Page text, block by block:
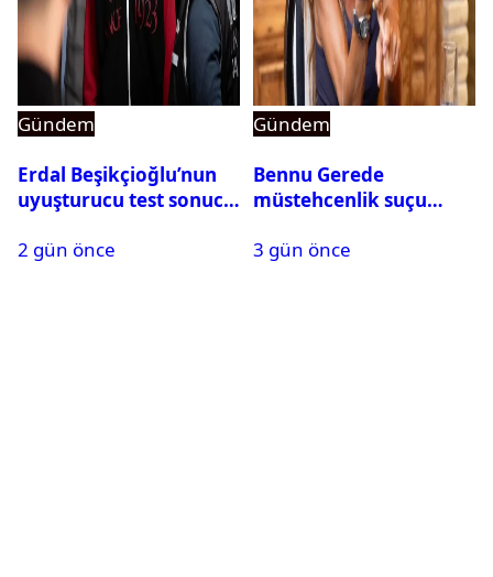
Gündem
Erdal Beşikçioğlu’nun
uyuşturucu test sonucu
2 gün önce
Gündem
Bennu Gerede
müstehcenlik suçu
alındı
3 gün önce